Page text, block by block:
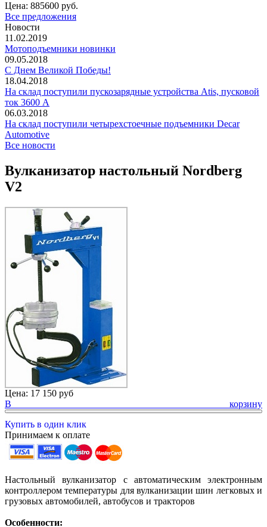
Цена: 885600 руб.
Все предложения
Новости
11.02.2019
Мотоподъемники новинки
09.05.2018
С Днем Великой Победы!
18.04.2018
На склад поступили пускозарядные устройства Atis, пусковой
ток 3600 А
06.03.2018
На склад поступили четырехстоечные подъемники Decar
Automotive
Все новости
Вулканизатор настольный Nordberg
V2
Цена: 17 150 руб
В корзину
Купить в один клик
Принимаем к оплате
Настольный вулканизатор с автоматическим электронным
контроллером температуры для вулканизации шин легковых и
грузовых автомобилей, автобусов и тракторов
Особенности: